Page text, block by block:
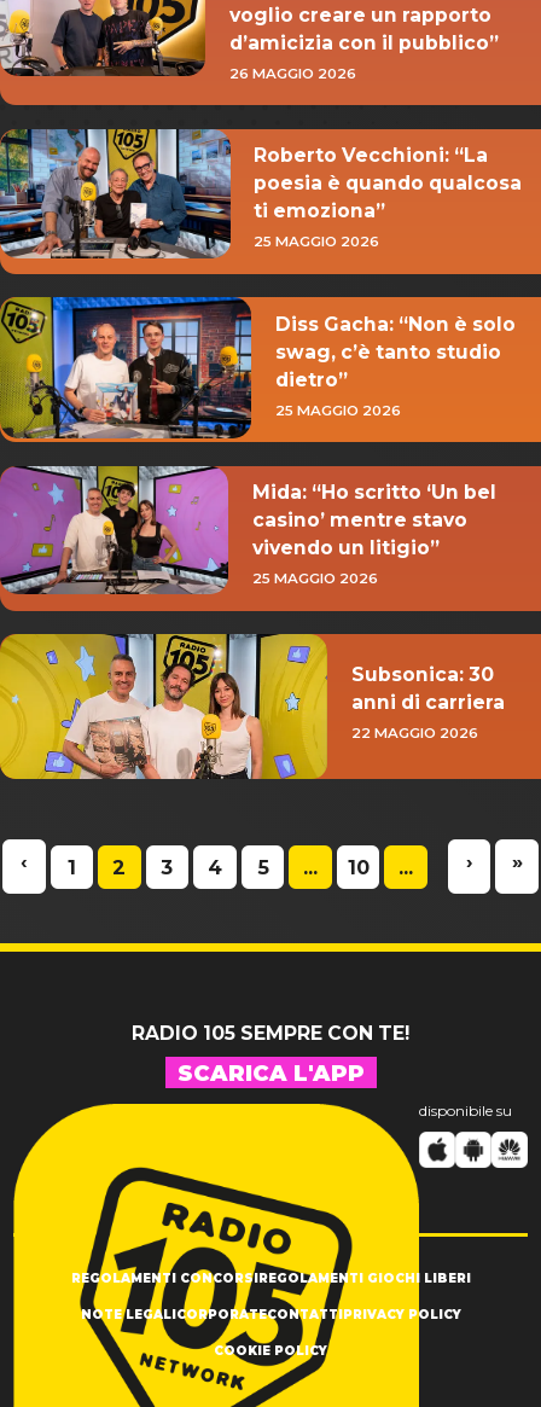
voglio creare un rapporto
d’amicizia con il pubblico”
26 MAGGIO 2026
Roberto Vecchioni: “La
poesia è quando qualcosa
ti emoziona”
25 MAGGIO 2026
Diss Gacha: “Non è solo
swag, c’è tanto studio
dietro”
25 MAGGIO 2026
Mida: “Ho scritto ‘Un bel
casino’ mentre stavo
vivendo un litigio”
25 MAGGIO 2026
Subsonica: 30
anni di carriera
22 MAGGIO 2026
‹ 1 2 3 4 5 ... 10 ... › »
RADIO 105 SEMPRE CON TE!
SCARICA L'APP
disponibile su
REGOLAMENTI CONCORSIREGOLAMENTI GIOCHI LIBERI
NOTE LEGALICORPORATECONTATTIPRIVACY POLICY
COOKIE POLICY